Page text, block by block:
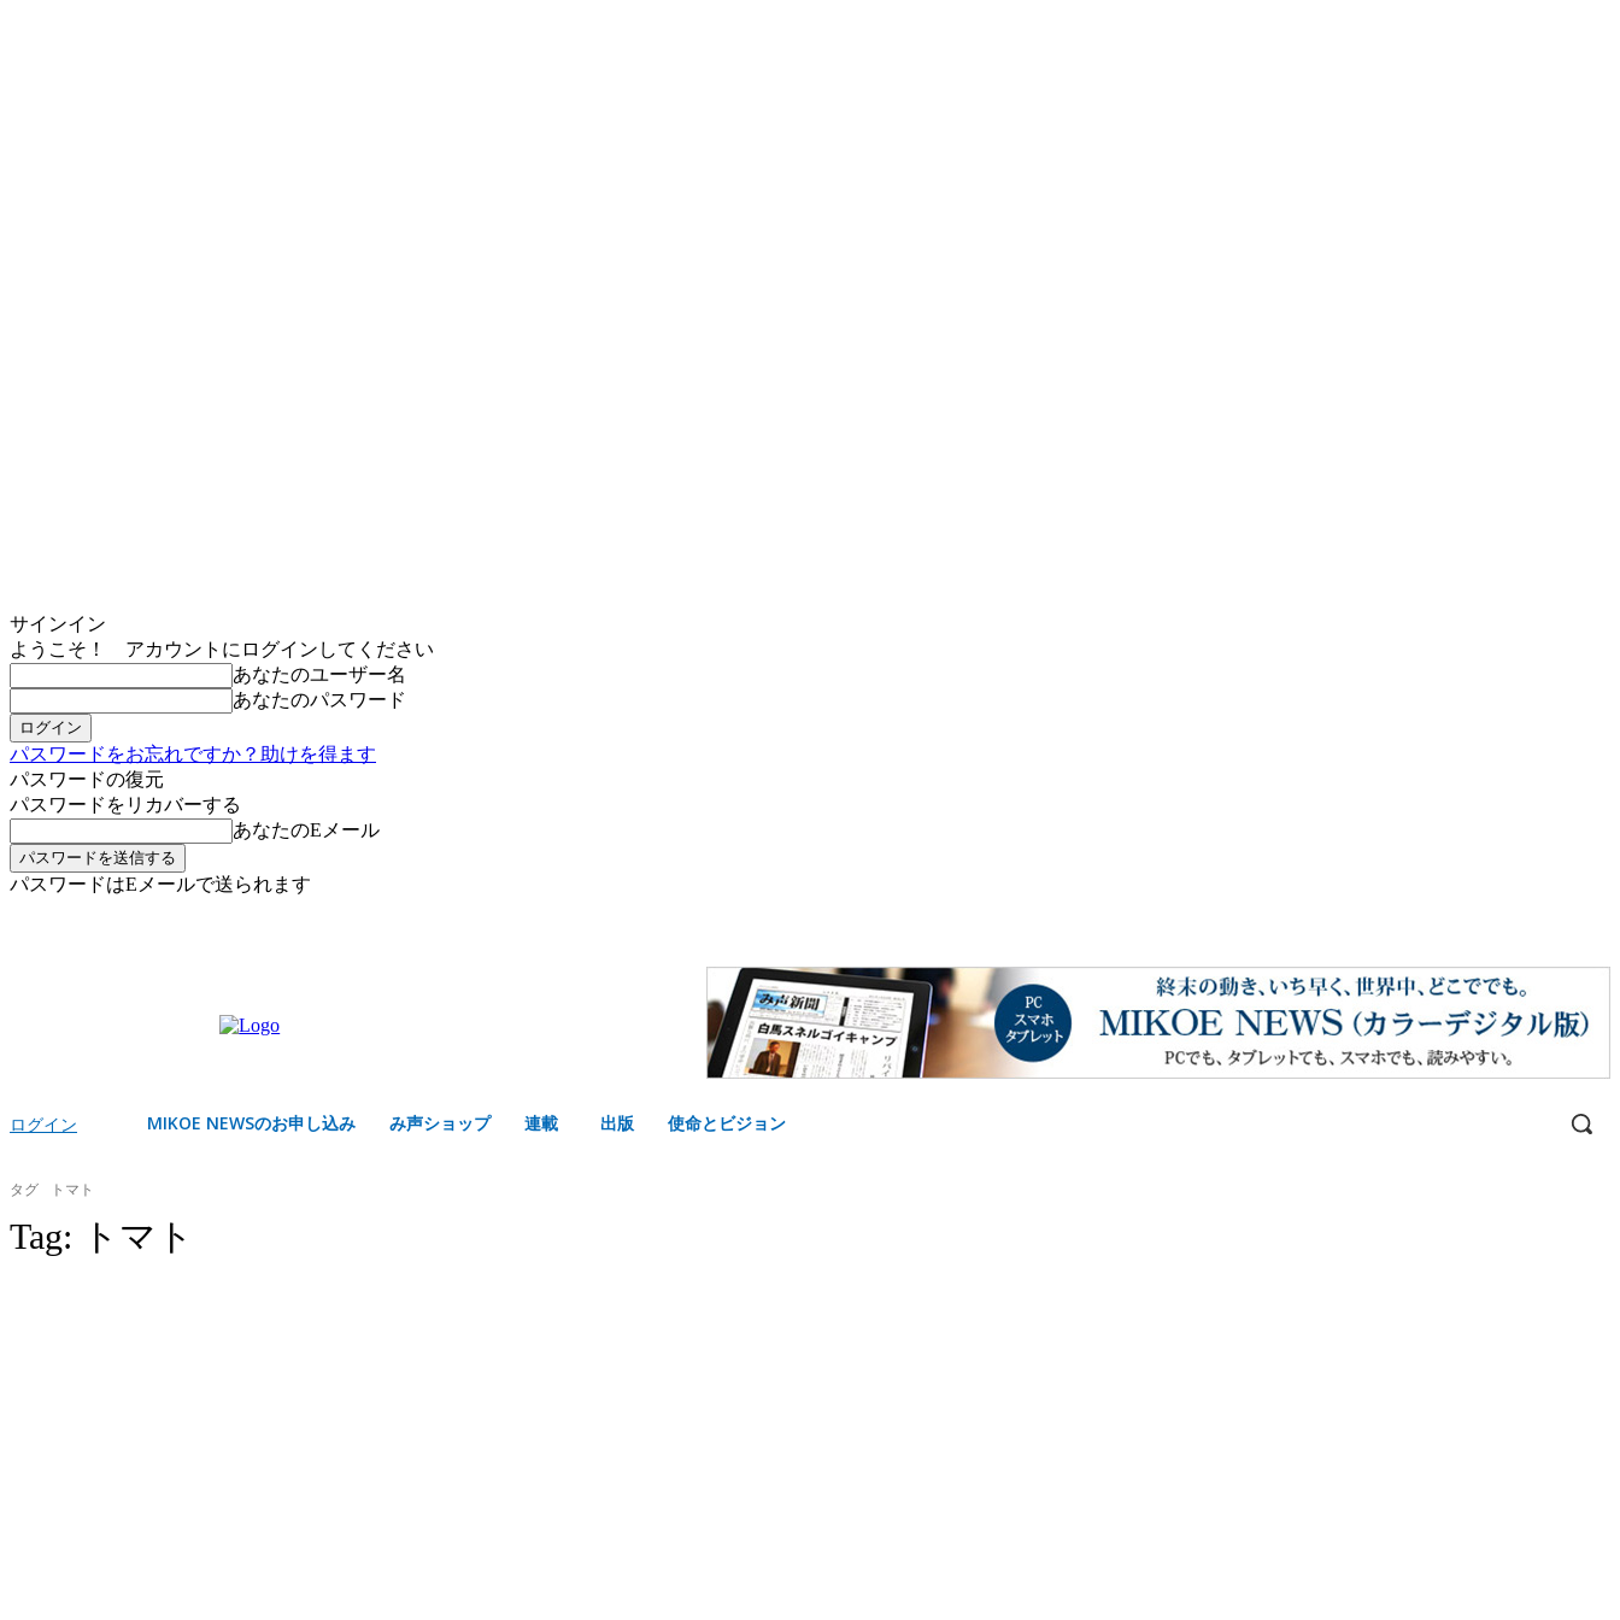
サインイン
ようこそ！ アカウントにログインしてください
あなたのユーザー名
あなたのパスワード
パスワードをお忘れですか？助けを得ます
パスワードの復元
パスワードをリカバーする
あなたのEメール
パスワードはEメールで送られます
ログイン MIKOE NEWSのお申し込み み声ショップ 連載 出版 使命とビジョン
タグ トマト
Tag: トマト